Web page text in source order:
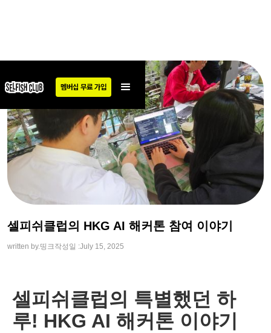
멤버십 무료 가입
셀피쉬클럽의 HKG AI 해커톤 참여 이야기
written by.띵크작성일 :July 15, 2025
셀피쉬클럽의 특별했던 하
루! HKG AI 해커톤 이야기